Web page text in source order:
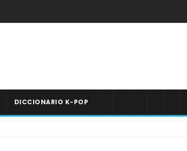
DICCIONARIO K-POP